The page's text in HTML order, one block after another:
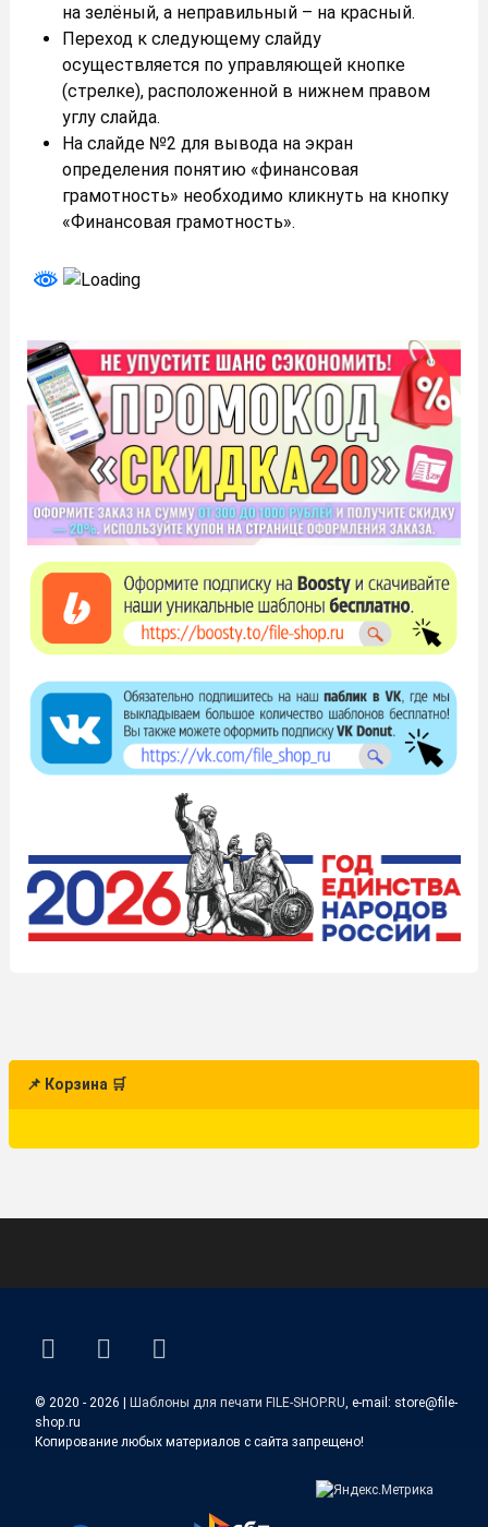
на зелёный, а неправильный – на красный.
Переход к следующему слайду
осуществляется по управляющей кнопке
(стрелке), расположенной в нижнем правом
углу слайда.
На слайде №2 для вывода на экран
определения понятию «финансовая
грамотность» необходимо кликнуть на кнопку
«Финансовая грамотность».
📌 Корзина 🛒
ВКонтакте
YouTube
E-mail
© 2020 - 2026 | Шаблоны для печати FILE-SHOP.RU , e-mail: store@file-
shop.ru
Копирование любых материалов с сайта запрещено!